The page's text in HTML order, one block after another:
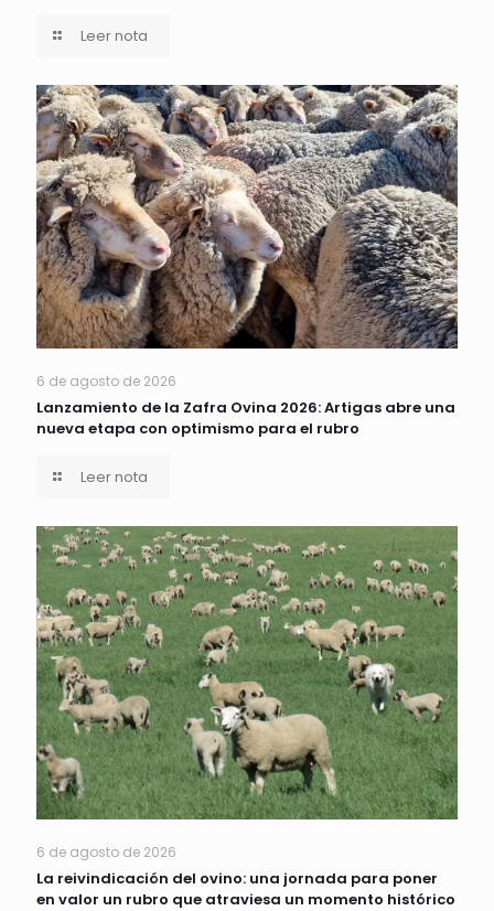
Leer nota
6 de agosto de 2026
Lanzamiento de la Zafra Ovina 2026: Artigas abre una
nueva etapa con optimismo para el rubro
Leer nota
6 de agosto de 2026
La reivindicación del ovino: una jornada para poner
en valor un rubro que atraviesa un momento histórico